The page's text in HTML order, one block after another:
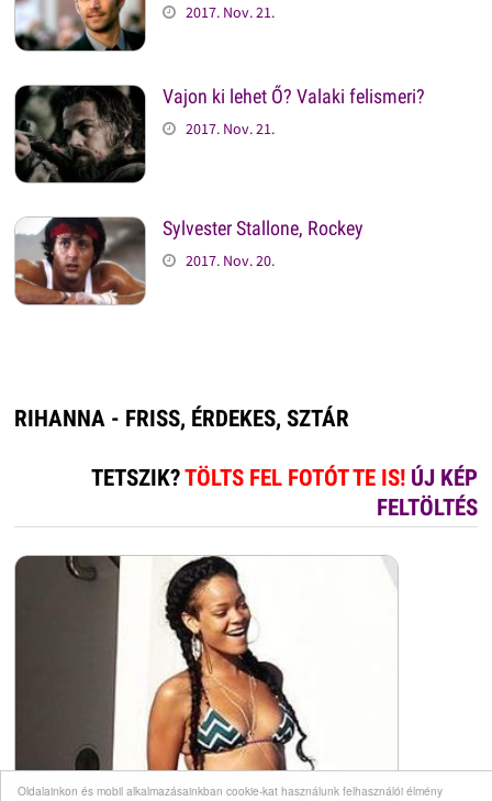
Oldalainkon és mobil alkalmazásainkban cookie-kat használunk felhasználói élmény
2017. Nov. 21.
Vajon ki lehet Ő? Valaki felismeri?
2017. Nov. 21.
Sylvester Stallone, Rockey
2017. Nov. 20.
RIHANNA - FRISS, ÉRDEKES, SZTÁR
TETSZIK?TÖLTS FEL FOTÓT TE IS! ÚJ KÉP
FELTÖLTÉS